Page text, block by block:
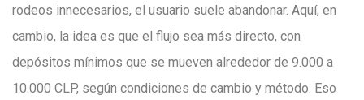
rodeos innecesarios, el usuario suele abandonar. Aquí, en
cambio, la idea es que el flujo sea más directo, con
depósitos mínimos que se mueven alrededor de 9.000 a
10.000 CLP, según condiciones de cambio y método. Eso